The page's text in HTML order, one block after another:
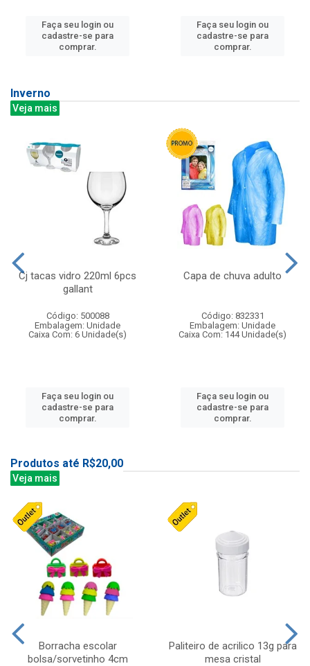
Faça seu login ou
cadastre-se para
comprar.
Faça seu login ou
cadastre-se para
comprar.
Inverno
Veja mais
Cj tacas vidro 220ml 6pcs
gallant
Código: 500088
Embalagem: Unidade
Caixa Com: 6 Unidade(s)
Faça seu login ou
cadastre-se para
comprar.
Capa de chuva adulto
Código: 832331
Embalagem: Unidade
Caixa Com: 144 Unidade(s)
Faça seu login ou
cadastre-se para
comprar.
Produtos até R$20,00
Veja mais
Borracha escolar
bolsa/sorvetinho 4cm
Paliteiro de acrilico 13g para
mesa cristal